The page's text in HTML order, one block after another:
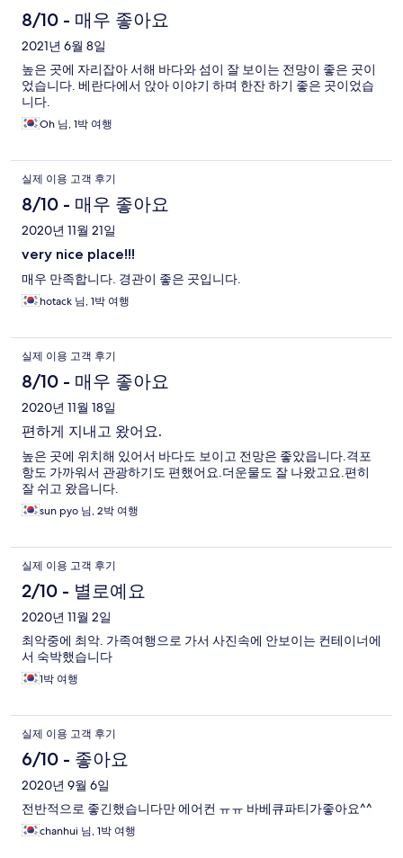
8/10 - 매우 좋아요
2021년 6월 8일
높은 곳에 자리잡아 서해 바다와 섬이 잘 보이는 전망이 좋은 곳이
었습니다. 베란다에서 앉아 이야기 하며 한잔 하기 좋은 곳이었습
니다.
Oh 님, 1박 여행
실제 이용 고객 후기
8/10 - 매우 좋아요
2020년 11월 21일
very nice place!!!
매우 만족합니다. 경관이 좋은 곳입니다.
hotack 님, 1박 여행
실제 이용 고객 후기
8/10 - 매우 좋아요
2020년 11월 18일
편하게 지내고 왔어요.
높은 곳에 위치해 있어서 바다도 보이고 전망은 좋았읍니다.격포
항도 가까워서 관광하기도 편했어요.더운물도 잘 나왔고요.편히
잘 쉬고 왔읍니다.
sun pyo 님, 2박 여행
실제 이용 고객 후기
2/10 - 별로예요
2020년 11월 2일
최악중에 최악. 가족여행으로 가서 사진속에 안보이는 컨테이너에
서 숙박했습니다
1박 여행
실제 이용 고객 후기
6/10 - 좋아요
2020년 9월 6일
전반적으로 좋긴했습니다만 에어컨 ㅠㅠ 바베큐파티가좋아요^^
chanhui 님, 1박 여행